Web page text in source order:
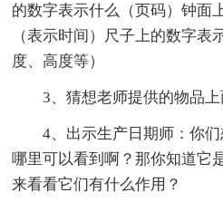
的数字表示什么（页码）钟面
（表示时间）尺子上的数字表
度、高度等）
3、猜想老师提供的物品上
4、出示生产日期师：你
哪里可以看到啊？那你知道它
来看看它们有什么作用？